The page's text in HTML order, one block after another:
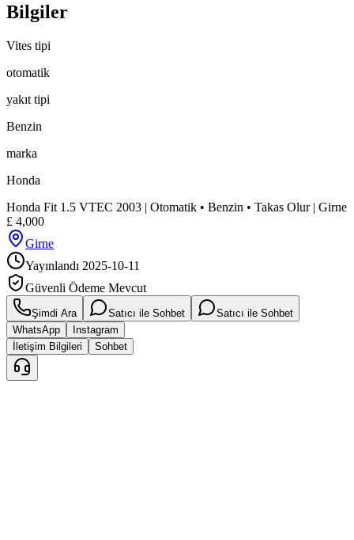
Bilgiler
Vites tipi
otomatik
yakıt tipi
Benzin
marka
Honda
Honda Fit 1.5 VTEC 2003 | Otomatik • Benzin • Takas Olur | Girne
£ 4,000
Girne
Yayınlandı 2025-10-11
Güvenli Ödeme Mevcut
Şimdi Ara Satıcı ile Sohbet
Satıcı ile Sohbet
WhatsApp
Instagram
İletişim Bilgileri
Sohbet